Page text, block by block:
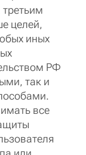
целей,
иных
РФ
так и
все